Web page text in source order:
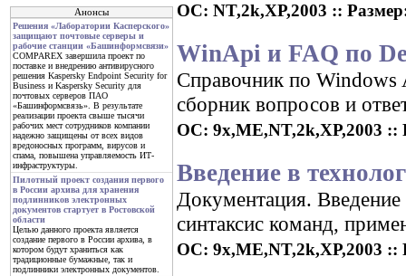
Анонсы
Решения «Лаборатории Касперского»
защищают почтовые серверы и
рабочие станции «Башинформсвязи»
COMPAREX завершила проект по
поставке и внедрению антивирусного
решения Kaspersky Endpoint Security for
Business и Kaspersky Security для
почтовых серверов ПАО
«Башинформсвязь». В результате
реализации проекта свыше тысячи
рабочих мест сотрудников компании
надежно защищены от всех видов
вредоносных программ, вирусов и
спама, повышена управляемость ИТ-
инфраструктуры.
Пилотный проект создания первого
в России архива для хранения
подлинников электронных
документов стартует в Ростовской
области
Целью данного проекта является
создание первого в России архива, в
котором будут храниться как
традиционные бумажные, так и
подлинники электронных документов.
ОС: NT,2k,XP,2003 ::
WinApi и FAQ по
Справочник по
сборник вопросов и
ОС: 9x,ME,NT,2k,XP,2003 ::
Введение в
Документация.
синтаксис команд,
ОС: 9x,ME,NT,2k,XP,2003 ::